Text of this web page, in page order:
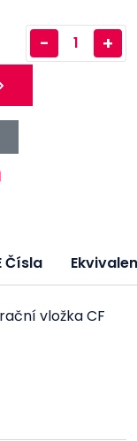
- +
Čísla
vložka CF